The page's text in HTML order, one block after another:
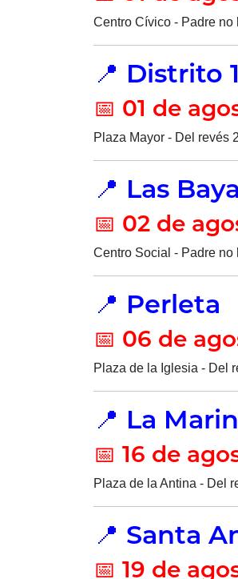
Centro Cívico - Padre
📍 Distrito
📅 01 de
Plaza Mayor - Del revés
📍 Las
📅 02 de
Centro Social - Padre
📍 Perleta
📅 06 de
Plaza de la Iglesia - Del
📍 La
📅 16 de
Plaza de la Antina - Del
📍 Santa
📅 19 de